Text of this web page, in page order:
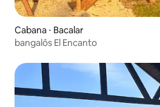
Cabana ⋅ Bacalar
bangalôs El Encanto